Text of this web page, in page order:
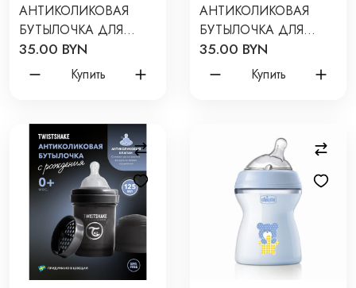
АНТИКОЛИКОВАЯ
БУТЫЛОЧКА ДЛЯ
КОРМЛЕНИЯ
TWISTSHAKE 125 МЛ.
35.00 BYN
Купить
АНТИКОЛИКОВАЯ
БУТЫЛОЧКА ДЛЯ
КОРМЛЕНИЯ
TWISTSHAKE 125 МЛ.
ЦВЕТ: БЕЛЫЙ /WHITE
35.00 BYN
Купить